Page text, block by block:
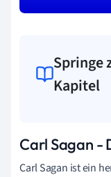
Springe
Kapitel
Carl Sagan -
Carl Sagan ist ein